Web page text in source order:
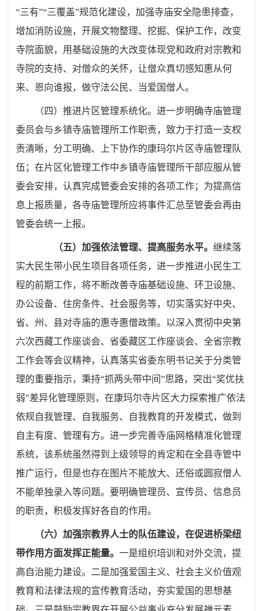
“三有”“三覆盖”规范化建设，加强寺庙安全隐患排查，
增加消防设施，开展文物整理、挖掘、保护工作，改变
寺院面貌，用基础设施的大改变体现党和政府对宗教和
寺院的支持、对僧众的关怀，让僧众真切感知惠从何
来、恩向谁报，做守法公民、当爱国僧人。
（四）推进片区管理系统化。进一步明确寺庙管理
委员会与乡镇寺庙管理所工作职责，致力于打造一支权
责清晰，分工明确、上下协作的康玛尔片区寺庙管理队
伍；在片区化管理工作中乡镇寺庙管理所干部应服从管
委会安排，认真完成管委会安排的各项工作；为提高信
息上报质量，各寺庙管理所应将事件汇总至管委会再由
管委会统一上报。
（五）加强依法管理、提高服务水平。继续落
实大民生带小民生项目各项任务，进一步推进小民生工
程的前期工作，将不断改善寺庙基础设施、环卫设施、
办公设备、住房条件、社会服务等，切实落实好中央、
省、州、县对寺庙的惠寺惠僧政策。以深入贯彻中央第
六次西藏工作座谈会、省委藏区工作座谈会、全省宗教
工作会等会议精神，认真落实省委东明书记关于分类管
理的重要指示，秉持“抓两头带中间”思路，突出“奖优扶
弱”差异化管理原则，在康玛尔寺片区大力探索推广依法
依规自我管理、自我服务、自我教育的开发模式，做到
自主有度、管理有方。进一步完善寺庙网格精准化管理
系统，该系统虽然得到上级领导的肯定和在全县寺管中
推广运行，但是也存在图片不能放大、还俗或圆寂僧人
不能单独录入等问题。要明确管理员、宣传员、信息员
的职责，积极发挥好各自的作用。
（六）加强宗教界人士的队伍建设，在促进桥梁纽
带作用方面发挥正能量。一是组织培训和对外交流，提
高自治能力建设。二是加强爱国主义、社会主义价值观
教育和法律法规的宣传教育活动，夯实爱国的思想基